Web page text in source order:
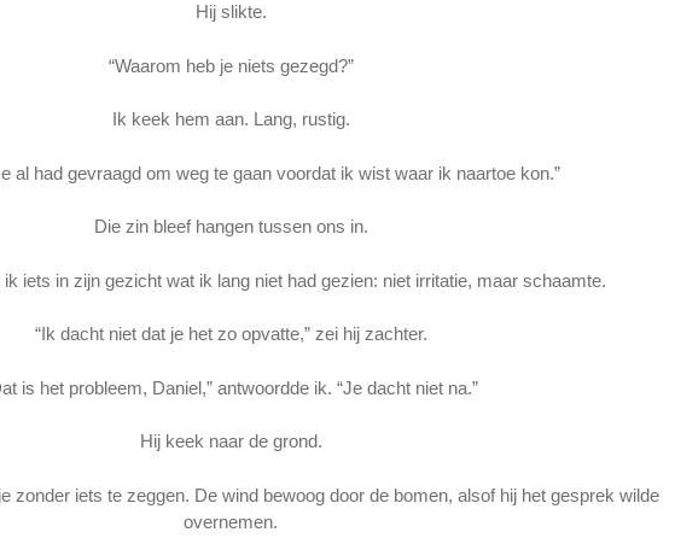
Hij slikte.
“Waarom heb je niets gezegd?”
Ik keek hem aan. Lang, rustig.
al had gevraagd om weg te gaan voordat ik wist waar ik naartoe kon.”
Die zin bleef hangen tussen ons in.
iets in zijn gezicht wat ik lang niet had gezien: niet irritatie, maar schaamte.
“Ik dacht niet dat je het zo opvatte,” zei hij zachter.
is het probleem, Daniel,” antwoordde ik. “Je dacht niet na.”
Hij keek naar de grond.
zonder iets te zeggen. De wind bewoog door de bomen, alsof hij het gesprek wilde
overnemen.